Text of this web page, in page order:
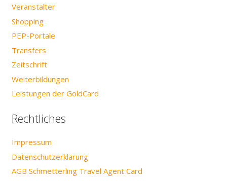
Veranstalter
Shopping
PEP-Portale
Transfers
Zeitschrift
Weiterbildungen
Leistungen der GoldCard
Rechtliches
Impressum
Datenschutzerklärung
AGB Schmetterling Travel Agent Card